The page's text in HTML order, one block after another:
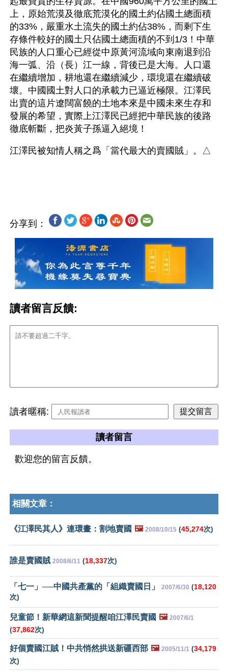
上，原始荒漠及徹底荒漠化的國土約佔國土總面積
的33%，嚴重水土流失的國土約佔38%，而剩下生
存條件較好的國土只佔國土總面積的不到1/3！中華
民族的人口重心已經從中原黃河流域向東南退到沿
海一弧、沿（長）江一線，背後已是大海。人口還
在繼續增加，耕地還在繼續減少，環境還在繼續破
壞。中國國土對人口的承載力已逼近極限。江澤民
出賣的這片遼闊富饒的土地本來是中國未來生存和
發展的希望，實際上江澤民已經把中華民族的後路
徹底斬斷，把炎黃子孫逼入絕境！
江澤民被知情人稱之爲「當代最大的賣國賊」。△
分享到：
讀者留言反饋:
讀者暱稱:
讀者留言
歡迎您的留言反饋。
相關文章：
《江澤民其人》連環畫：割地賣國 🖼️ 2008/10/15 (45,274次)
誰是賣國賊 2008/6/11 (18,337次)
「七一」──中國共產黨的「組織賣國日」 2007/6/30 (18,120
次)
兒童節！新華網這新聞提醒咱江澤民賣國 🖼️ 2007/6/1
(37,862次)
好個賣國江賊！中共悄然拱送新疆西部 🖼️ 2005/11/1 (34,179
次)